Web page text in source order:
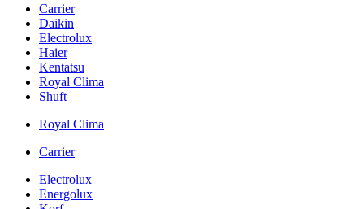
Carrier
Daikin
Electrolux
Haier
Kentatsu
Royal Clima
Shuft
Royal Clima
Carrier
Electrolux
Energolux